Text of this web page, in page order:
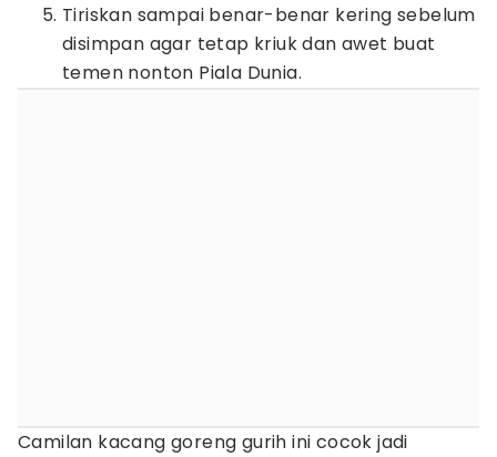
Tiriskan sampai benar-benar kering sebelum
disimpan agar tetap kriuk dan awet buat
temen nonton Piala Dunia.
Camilan kacang goreng gurih ini cocok jadi